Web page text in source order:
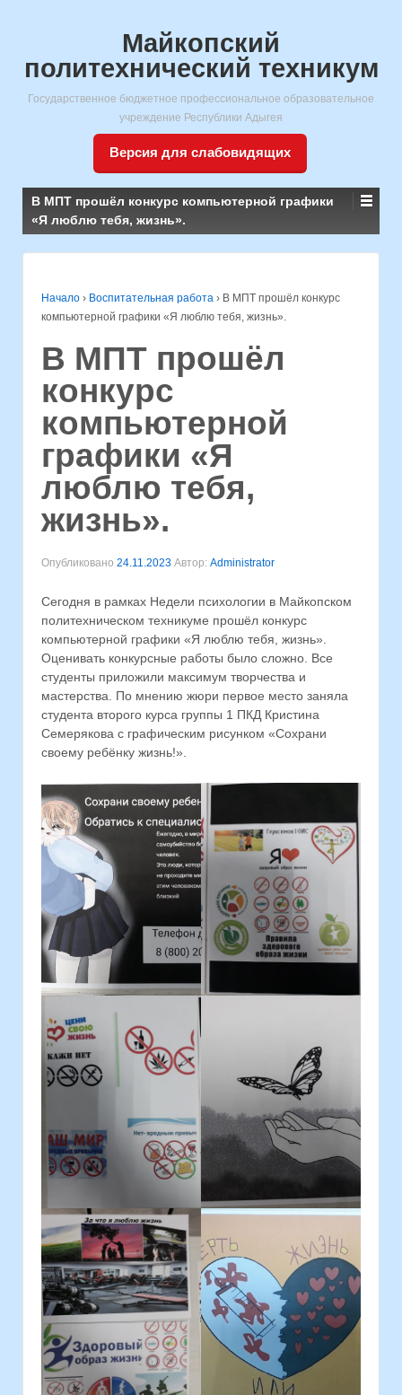
Майкопский
политехнический техникум
Государственное бюджетное профессиональное образовательное
учреждение Республики Адыгея
Версия для слабовидящих
В МПТ прошёл конкурс компьютерной графики
«Я люблю тебя, жизнь».
Начало › Воспитательная работа › В МПТ прошёл конкурс
компьютерной графики «Я люблю тебя, жизнь».
В МПТ прошёл
конкурс
компьютерной
графики «Я
люблю тебя,
жизнь».
Опубликовано 24.11.2023 Автор: Administrator
Сегодня в рамках Недели психологии в Майкопском
политехническом техникуме прошёл конкурс
компьютерной графики «Я люблю тебя, жизнь».
Оценивать конкурсные работы было сложно. Все
студенты приложили максимум творчества и
мастерства. По мнению жюри первое место заняла
студента второго курса группы 1 ПКД Кристина
Семерякова с графическим рисунком «Сохрани
своему ребёнку жизнь!».